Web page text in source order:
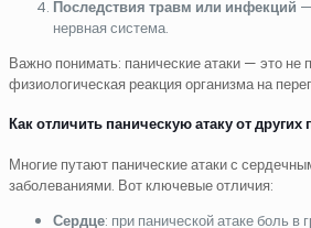
Последствия травм или инфекций
нервная система.
Важно понимать: панические атаки — это не
физиологическая реакция организма на
Как отличить паническую атаку от
Многие путают панические атаки с
заболеваниями. Вот ключевые отличия:
Сердце: при панической атаке боль в